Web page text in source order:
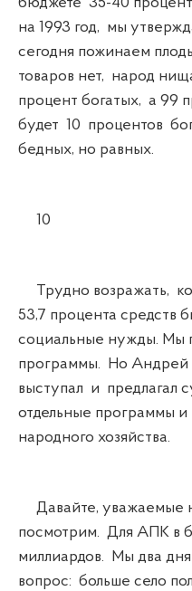
на 1993 год, мы
сегодня пожинаем
товаров нет, народ
процент богатых, а 99
будет 10 процентов
бедных, но равных.
10
Трудно возражать,
53,7 процента средств
социальные нужды. Мы
программы. Но Андрей
выступал и предлагал
отдельные программы и
народного хозяйства.
Давайте, уважаемые
посмотрим. Для АПК в
миллиардов. Мы два дня
вопрос: больше село